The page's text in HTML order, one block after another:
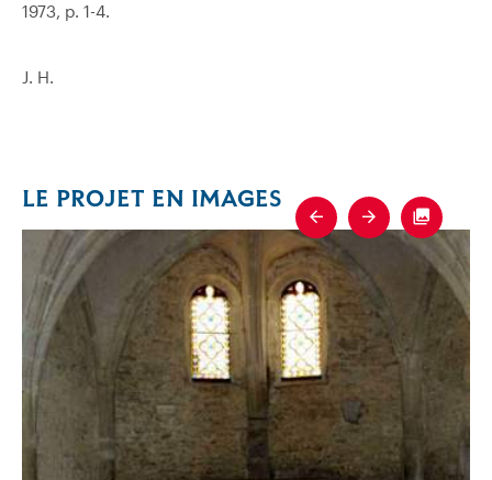
1973, p. 1-4.
J. H.
LE PROJET EN IMAGES
Previous
Next